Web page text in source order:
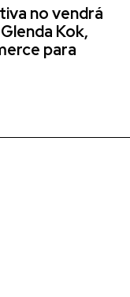
no vendrá
Kok,
para